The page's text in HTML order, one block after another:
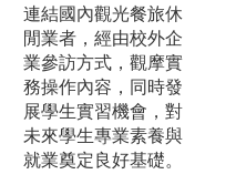
連結國內觀光餐旅休
閒業者，經由校外企
業參訪方式，觀摩實
務操作內容，同時發
展學生實習機會，對
未來學生專業素養與
就業奠定良好基礎。